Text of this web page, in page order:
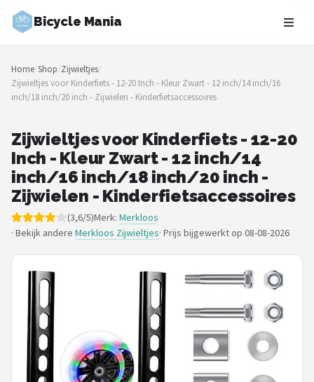
Bicycle Mania
Zoeken
NAVIGATIE
Shop
Merken
Blog
Fietsroutes
Kinderfietsen
Stadsfietsen
Elektrische fietsen
Mountainbikes
Shop
Home/Shop/Zijwieltjes/
Zijwieltjes voor Kinderfiets - 12-20 Inch - Kleur Zwart - 12 inch/14 inch/16
inch/18 inch/20 inch - Zijwielen - Kinderfietsaccessoires
Zijwieltjes voor Kinderfiets - 12-20
Inch - Kleur Zwart - 12 inch/14
inch/16 inch/18 inch/20 inch -
Zijwielen - Kinderfietsaccessoires
(3,6/5)Merk: Merkloos
· Bekijk andere Merkloos Zijwieltjes· Prijs bijgewerkt op 08-08-2026